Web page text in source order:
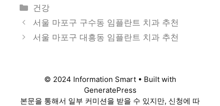
카
테
고
리
건강
서울 마포구 구수동 임플란트 치과 추천
서울 마포구 대흥동 임플란트 치과 추천
© 2024 Information Smart • Built with
GeneratePress
본문을 통해서 일부 커미션을 받을 수 있지만, 신청에 따